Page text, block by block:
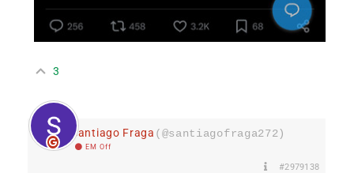
3
Santiago Fraga (@santiagofraga272)
EM Off
#2979138